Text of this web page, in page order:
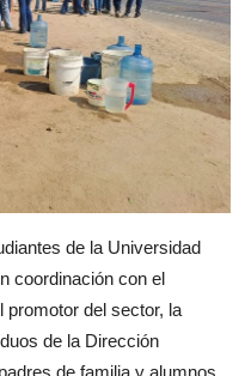
de la Universidad
coordinación con el
promotor del sector, la
de la Dirección
de familia y alumnos